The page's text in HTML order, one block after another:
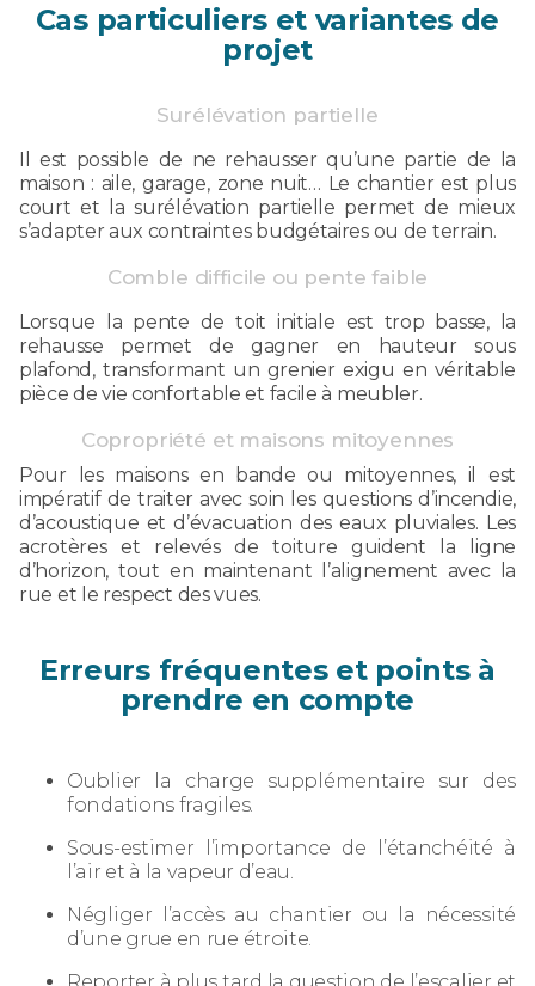
Cas particuliers et variantes de
projet
Surélévation partielle
Il est possible de ne rehausser qu’une partie de la
maison : aile, garage, zone nuit… Le chantier est plus
court et la surélévation partielle permet de mieux
s’adapter aux contraintes budgétaires ou de terrain.
Comble difficile ou pente faible
Lorsque la pente de toit initiale est trop basse, la
rehausse permet de gagner en hauteur sous
plafond, transformant un grenier exigu en véritable
pièce de vie confortable et facile à meubler.
Copropriété et maisons mitoyennes
Pour les maisons en bande ou mitoyennes, il est
impératif de traiter avec soin les questions d’incendie,
d’acoustique et d’évacuation des eaux pluviales. Les
acrotères et relevés de toiture guident la ligne
d’horizon, tout en maintenant l’alignement avec la
rue et le respect des vues.
Erreurs fréquentes et points à
prendre en compte
Oublier la charge supplémentaire sur des
fondations fragiles.
Sous-estimer l’importance de l’étanchéité à
l’air et à la vapeur d’eau.
Négliger l’accès au chantier ou la nécessité
d’une grue en rue étroite.
Reporter à plus tard la question de l’escalier et